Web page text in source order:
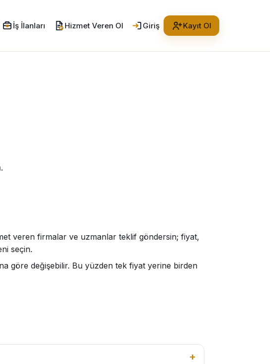
İş İlanları Hizmet Veren Ol Giriş Kayıt Ol
veren firmalar ve uzmanlar teklif göndersin; fiyat,
seçin.
göre değişebilir. Bu yüzden tek fiyat yerine birden